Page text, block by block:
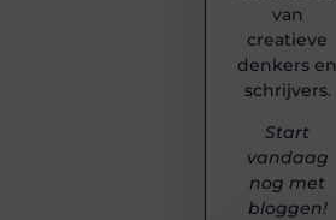
van
creatieve
denkers en
schrijvers.
Start
vandaag
nog met
bloggen!